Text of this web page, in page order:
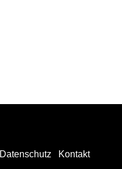
Datenschutz Kontakt